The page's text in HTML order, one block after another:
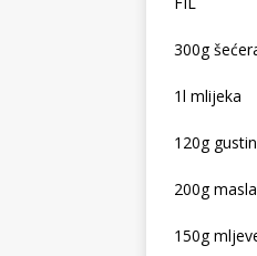
300g
1l mlijeka
120g
200g
150g